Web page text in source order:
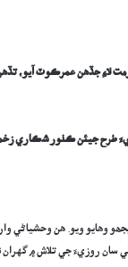
لاءِ جڏهن عمرڪوٽ آيو،
طرح جيئن ڪٺور شڪاري
ويو. هن وحشياڻي
روزيءَ جي تلاش ۾